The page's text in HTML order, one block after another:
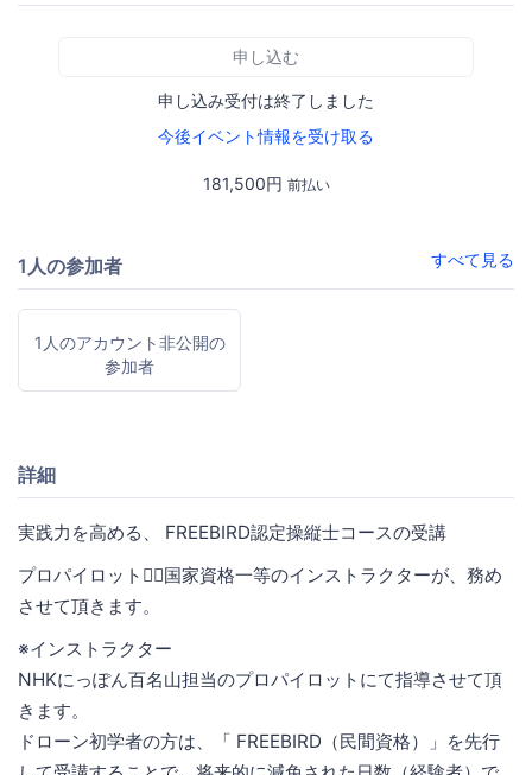
申し込む
申し込み受付は終了しました
今後イベント情報を受け取る
181,500円 前払い
1人の参加者 すべて見る
1人のアカウント非公開の
参加者
詳細
実践力を高める、 FREEBIRD認定操縦士コースの受講
プロパイロット🧑‍✈️国家資格一等のインストラクターが、務め
させて頂きます。
※インストラクター
NHKにっぽん百名山担当のプロパイロットにて指導させて頂
きます。
ドローン初学者の方は、「 FREEBIRD（民間資格）」を先行